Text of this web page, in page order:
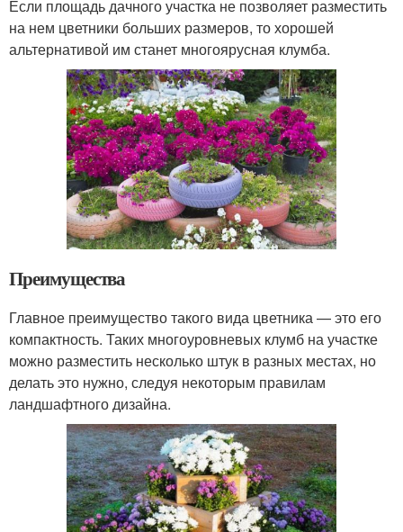
Если площадь дачного участка не позволяет разместить
на нем цветники больших размеров, то хорошей
альтернативой им станет многоярусная клумба.
Преимущества
Главное преимущество такого вида цветника — это его
компактность. Таких многоуровневых клумб на участке
можно разместить несколько штук в разных местах, но
делать это нужно, следуя некоторым правилам
ландшафтного дизайна.